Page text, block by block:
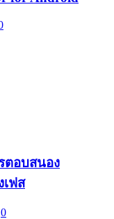
ตอบสนอง
ฟส
0